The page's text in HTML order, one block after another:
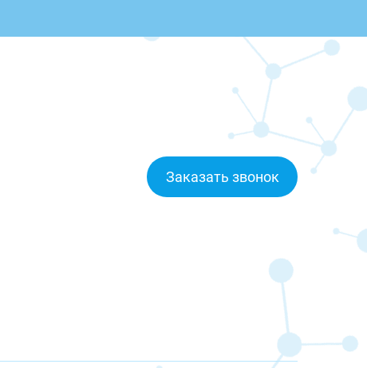
Заказать звонок